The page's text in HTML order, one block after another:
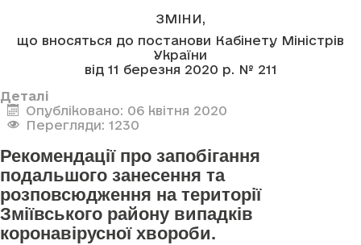
ЗМІНИ,
що вносяться до постанови Кабінету Міністрів
України
від 11 березня 2020 р. № 211
Деталі
Опубліковано: 06 квітня 2020
Перегляди: 1230
Рекомендації про запобігання
подальшого занесення та
розповсюдження на території
Зміївського району випадків
коронавірусної хвороби.